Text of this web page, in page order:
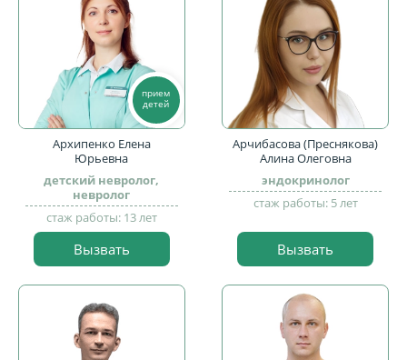
прием
детей
Архипенко Елена
Юрьевна
детский невролог,
невролог
стаж работы: 13 лет
Вызвать
Арчибасова (Преснякова)
Алина Олеговна
эндокринолог
стаж работы: 5 лет
Вызвать